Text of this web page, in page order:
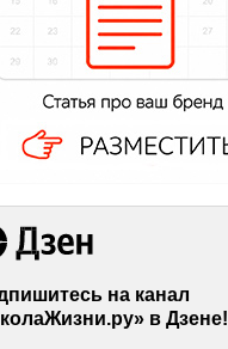
на канал
в Дзене!